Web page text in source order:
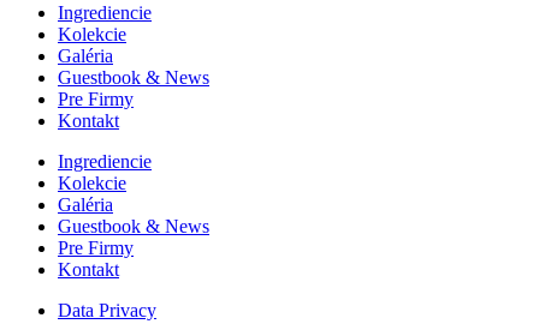
Ingrediencie
Kolekcie
Galéria
Guestbook & News
Pre Firmy
Kontakt
Ingrediencie
Kolekcie
Galéria
Guestbook & News
Pre Firmy
Kontakt
Data Privacy